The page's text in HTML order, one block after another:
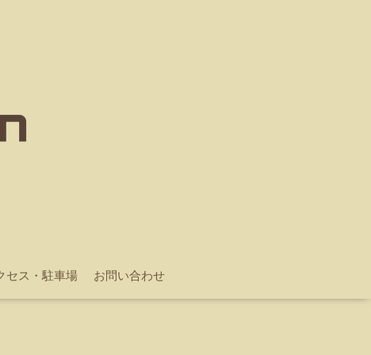
セス・駐車場 お問い合わせ